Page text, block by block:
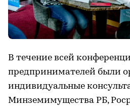
В течение всей
предпринимателей были
индивидуальные
Минземимущества РБ,